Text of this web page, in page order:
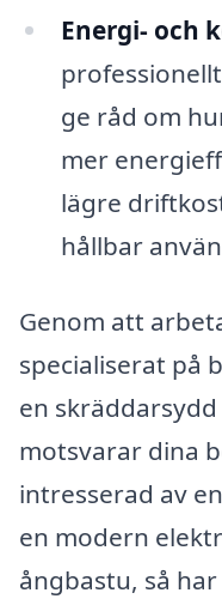
Energi- och
ge råd om
mer
lägre
hållbar
Genom att
specialiserat på
en
motsvarar dina
intresserad av
en modern
ångbastu, så